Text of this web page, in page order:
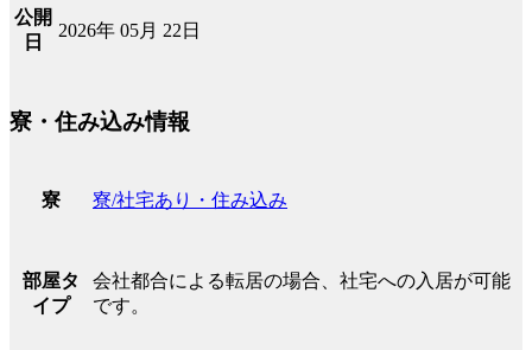
公開
日
2026年 05月 22日
寮・住み込み情報
寮 寮/社宅あり・住み込み
部屋タ
イプ
会社都合による転居の場合、社宅への入居が可能
です。